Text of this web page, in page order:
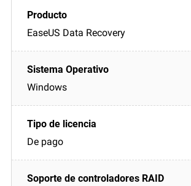
EaseUS Data Recovery
Windows
De pago